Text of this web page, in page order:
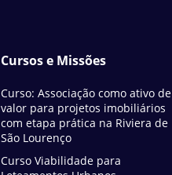
Cursos e Missões
Curso: Associação como ativo de
valor para projetos imobiliários
com etapa prática na Riviera de
São Lourenço
Curso Viabilidade para